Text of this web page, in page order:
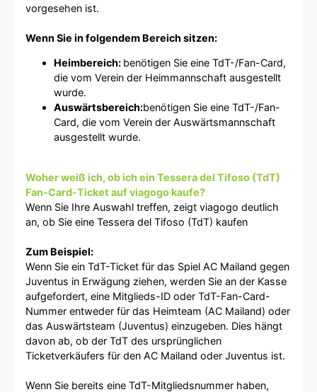
vorgesehen ist.
Wenn Sie in folgendem Bereich sitzen:
Heimbereich: benötigen Sie eine TdT-/Fan-Card,
die vom Verein der Heimmannschaft ausgestellt
wurde.
Auswärtsbereich:benötigen Sie eine TdT-/Fan-
Card, die vom Verein der Auswärtsmannschaft
ausgestellt wurde.
Woher weiß ich, ob ich ein Tessera del Tifoso (TdT)
Fan-Card-Ticket auf viagogo kaufe?
Wenn Sie Ihre Auswahl treffen, zeigt viagogo deutlich
an, ob Sie eine Tessera del Tifoso (TdT) kaufen
Zum Beispiel:
Wenn Sie ein TdT-Ticket für das Spiel AC Mailand gegen
Juventus in Erwägung ziehen, werden Sie an der Kasse
aufgefordert, eine Mitglieds-ID oder TdT-Fan-Card-
Nummer entweder für das Heimteam (AC Mailand) oder
das Auswärtsteam (Juventus) einzugeben. Dies hängt
davon ab, ob der TdT des ursprünglichen
Ticketverkäufers für den AC Mailand oder Juventus ist.
Wenn Sie bereits eine TdT-Mitgliedsnummer haben,